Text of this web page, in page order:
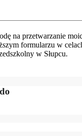
na przetwarzanie
formularzu w
w Słupcu.